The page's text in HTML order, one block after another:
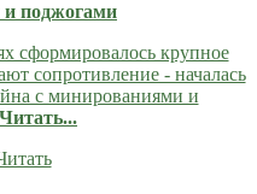
поджогами
сформировалось крупное
сопротивление - началась
с минированиями и
Читать...